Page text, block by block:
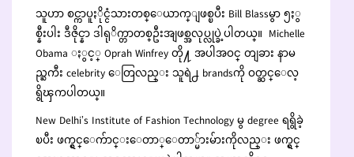
သူဟာ စင္ကာပူႏိုင္ငံသားတစ္ေယာက္ျဖစ္ၿပီး Bill Blassမွာ ၅ႏွ
စ္နီးပါး ဒီဇိုင္နာ ဒါရုိက္တာတစ္ဦးအျဖစ္အလုပ္လုပ္ခဲ့ပါတယ္။ Michelle
Obama ႏွင့္ Oprah Winfrey တို႔ အပါအဝင္ တျခား နာမ
ည္ႀကီး celebrity ေတြလည္း သူရဲ႕ brandsကို ဝတ္ဆင္ေလ့
ရွိၾကပါတယ္။
New Delhi’s Institute of Fashion Technology မွ degree ရရွိခဲ့
ၿပီး ဖက္ရွင္ေက်ာင္းေတာ္ေတာ္မ်ားမ်ားကိုလည္း ဖက္ရွင္